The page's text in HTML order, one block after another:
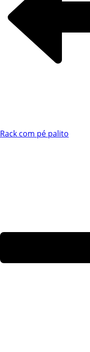
Rack com pé palito
Ao